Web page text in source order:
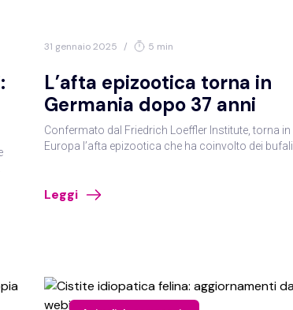
Avicunicoli Bovino/bufala
capriniPesci/acquacolturaRettili/anfibi
31 gennaio 2025 / 5 min
L’afta epizootica torna in
Germania dopo 37 anni
Confermato dal Friedrich Loeffler Institute, torna in
Europa l’afta epizootica che ha coinvolto dei bufali
Leggi